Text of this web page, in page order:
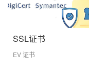
SSL证书
EV 证书